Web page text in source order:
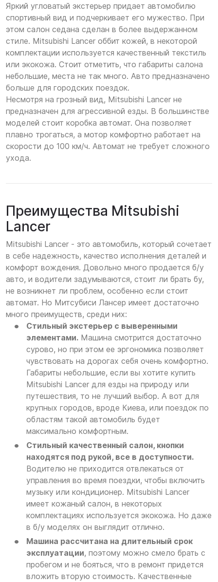
Яркий угловатый экстерьер придает автомобилю
спортивный вид и подчеркивает его мужество. При
этом салон седана сделан в более выдержанном
стиле. Mitsubishi Lancer оббит кожей, в некоторой
комплектации используется качественный текстиль
или экокожа. Стоит отметить, что габариты салона
небольшие, места не так много. Авто предназначено
больше для городских поездок.
Несмотря на грозный вид, Mitsubishi Lancer не
предназначен для агрессивной езды. В большинстве
моделей стоит коробка автомат. Она позволяет
плавно трогаться, а мотор комфортно работает на
скорости до 100 км/ч. Автомат не требует сложного
ухода.
Преимущества Mitsubishi
Lancer
Mitsubishi Lancer - это автомобиль, который сочетает
в себе надежность, качество исполнения деталей и
комфорт вождения. Довольно много продается б/у
авто, и водители задумываются, стоит ли брать бу,
не возникнет ли проблем, особенно если стоит
автомат. Но Митсубиси Лансер имеет достаточно
много преимуществ, среди них:
Стильный экстерьер с выверенными
элементами. Машина смотрится достаточно
сурово, но при этом ее эргономика позволяет
чувствовать на дорогах себя очень комфортно.
Габариты небольшие, если вы хотите купить
Mitsubishi Lancer для езды на природу или
путешествия, то не лучший выбор. А вот для
крупных городов, вроде Киева, или поездок по
областям такой автомобиль будет
максимально комфортным.
Стильный качественный салон, кнопки
находятся под рукой, все в доступности.
Водителю не приходится отвлекаться от
управления во время поездки, чтобы включить
музыку или кондиционер. Mitsubishi Lancer
имеет кожаный салон, в некоторых
комплектациях используется экокожа. Но даже
в б/у моделях он выглядит отлично.
Машина рассчитана на длительный срок
эксплуатации, поэтому можно смело брать с
пробегом и не бояться, что в ремонт придется
вложить вторую стоимость. Качественные